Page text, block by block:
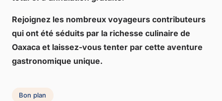
Rejoignez les nombreux voyageurs contributeurs
qui ont été séduits par la richesse culinaire de
Oaxaca et laissez-vous tenter par cette aventure
gastronomique unique.
Bon plan